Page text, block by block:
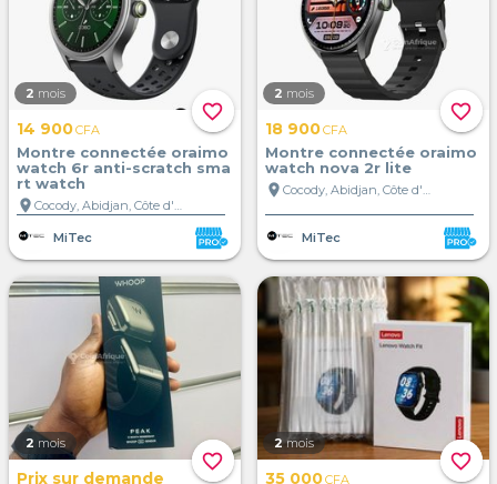
favorite_border
2 mois
14 900CFA
Montre connectée oraimo
watch 6r anti-scratch sma
rt watch
location_on
Cocody, Abidjan, Côte d'Ivoire
MiTec
favorite_border
2 mois
18 900CFA
Montre connectée oraimo
watch nova 2r lite
location_on
Cocody, Abidjan, Côte d'Ivoire
MiTec
favorite_border
2 mois
Prix sur demande
favorite_border
2 mois
35 000CFA